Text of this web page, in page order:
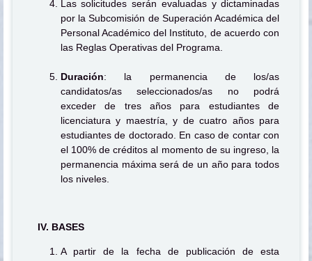
Las solicitudes serán evaluadas y dictaminadas
por la Subcomisión de Superación Académica del
Personal Académico del Instituto, de acuerdo con
las Reglas Operativas del Programa.
Duración: la permanencia de los/as
candidatos/as seleccionados/as no podrá
exceder de tres años para estudiantes de
licenciatura y maestría, y de cuatro años para
estudiantes de doctorado. En caso de contar con
el 100% de créditos al momento de su ingreso, la
permanencia máxima será de un año para todos
los niveles.
IV. BASES
A partir de la fecha de publicación de esta